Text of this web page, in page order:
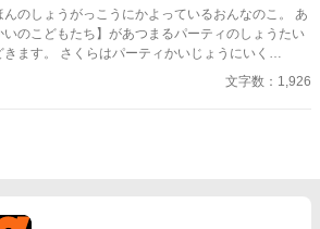
んのしょうがっこうにかよっているおんなのこ。 あ
いのこどもたち】があつまるパーティのしょうたい
きます。 さくらはパーティかいじょうにいく
をお借りしています。 無断で転載することはお止
文字数：1,926